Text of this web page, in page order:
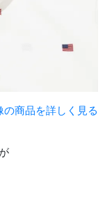
の商品を詳しく見る
が